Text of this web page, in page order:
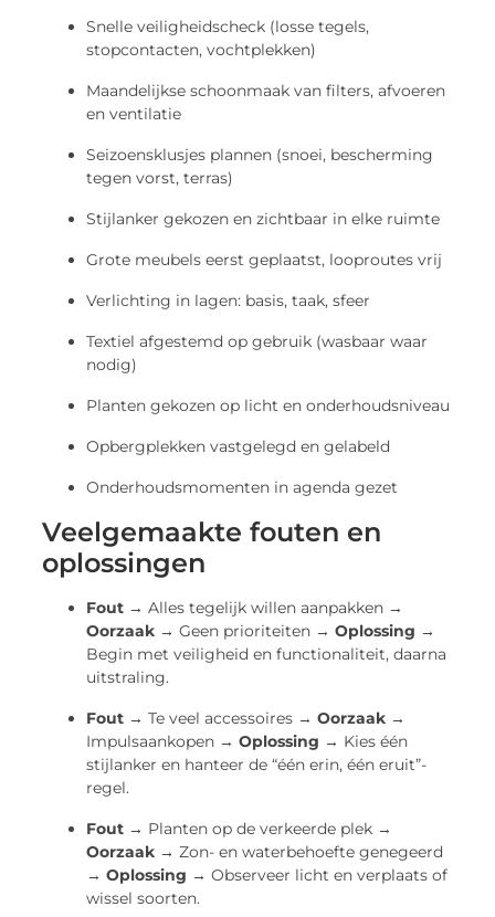
Snelle veiligheidscheck (losse tegels,
stopcontacten, vochtplekken)
Maandelijkse schoonmaak van filters, afvoeren
en ventilatie
Seizoensklusjes plannen (snoei, bescherming
tegen vorst, terras)
Stijlanker gekozen en zichtbaar in elke ruimte
Grote meubels eerst geplaatst, looproutes vrij
Verlichting in lagen: basis, taak, sfeer
Textiel afgestemd op gebruik (wasbaar waar
nodig)
Planten gekozen op licht en onderhoudsniveau
Opbergplekken vastgelegd en gelabeld
Onderhoudsmomenten in agenda gezet
Veelgemaakte fouten en
oplossingen
Fout → Alles tegelijk willen aanpakken →
Oorzaak → Geen prioriteiten →Oplossing →
Begin met veiligheid en functionaliteit, daarna
uitstraling.
Fout → Te veel accessoires →Oorzaak →
Impulsaankopen →Oplossing → Kies één
stijlanker en hanteer de “één erin, één eruit”-
regel.
Fout → Planten op de verkeerde plek →
Oorzaak → Zon- en waterbehoefte genegeerd
→Oplossing → Observeer licht en verplaats of
wissel soorten.